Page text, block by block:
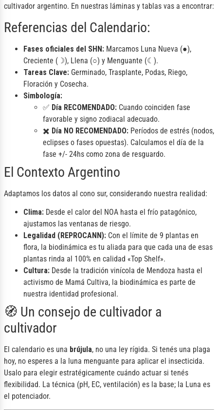
cultivador argentino. En nuestras láminas y tablas vas a encontrar:
Referencias del Calendario:
Fases oficiales del SHN: Marcamos Luna Nueva (●),
Creciente (☽), Llena (○) y Menguante (☾).
Tareas Clave: Germinado, Trasplante, Podas, Riego,
Floración y Cosecha.
Simbología:
✅ Día RECOMENDADO: Cuando coinciden fase
favorable y signo zodiacal adecuado.
✖️ Día NO RECOMENDADO: Períodos de estrés (nodos,
eclipses o fases opuestas). Calculamos el día de la
fase +/- 24hs como zona de resguardo.
El Contexto Argentino
Adaptamos los datos al cono sur, considerando nuestra realidad:
Clima: Desde el calor del NOA hasta el frío patagónico,
ajustamos las ventanas de riesgo.
Legalidad (REPROCANN): Con el límite de 9 plantas en
flora, la biodinámica es tu aliada para que cada una de esas
plantas rinda al 100% en calidad «Top Shelf».
Cultura: Desde la tradición vinícola de Mendoza hasta el
activismo de Mamá Cultiva, la biodinámica es parte de
nuestra identidad profesional.
🧭 Un consejo de cultivador a
cultivador
El calendario es una brújula, no una ley rígida. Si tenés una plaga
hoy, no esperes a la luna menguante para aplicar el insecticida.
Usalo para elegir estratégicamente cuándo actuar si tenés
flexibilidad. La técnica (pH, EC, ventilación) es la base; la Luna es
el potenciador.